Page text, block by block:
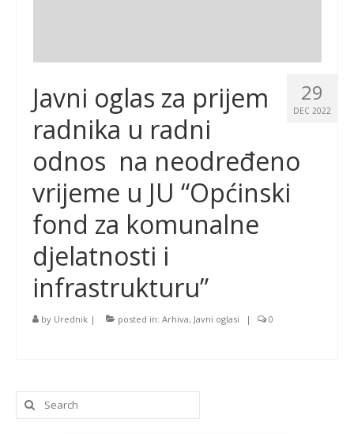
29
DEC 2022
Javni oglas za prijem
radnika u radni
odnos na neodređeno
vrijeme u JU “Općinski
fond za komunalne
djelatnosti i
infrastrukturu”
by Urednik | posted in: Arhiva, Javni oglasi | 0
Search
for: